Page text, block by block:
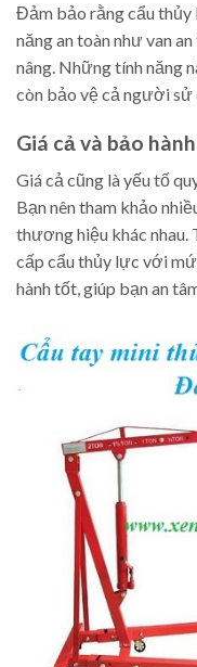
Đảm bảo rằng cẩu thủy
năng an toàn như van
nâng. Những tính năng
còn bảo vệ cả người sử
Giá cả và bảo hành
Giá cả cũng là yếu tố
Bạn nên tham khảo
thương hiệu khác nhau.
cấp cẩu thủy lực với
hành tốt, giúp bạn an